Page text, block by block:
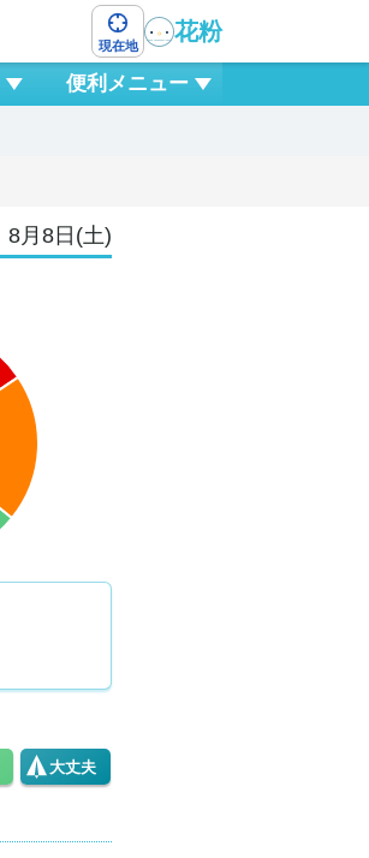
現在地
花粉
便利メニュー
月
0
3 4
8月8日(土)
大丈夫